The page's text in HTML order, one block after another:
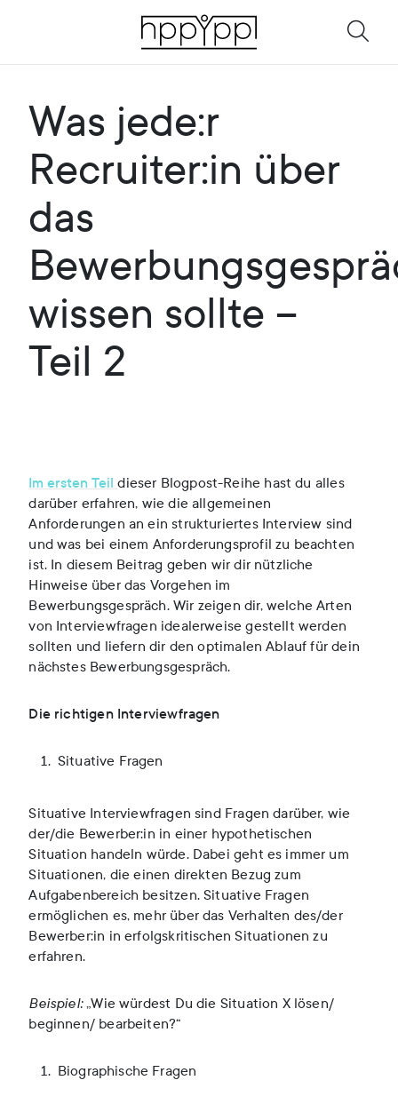
Was jede:r
Recruiter:in über
das
wissen sollte –
Teil 2
Im ersten Teildieser Blogpost-Reihe hast du alles
darüber erfahren, wie die allgemeinen
Anforderungen an ein strukturiertes Interview sind
und was bei einem Anforderungsprofil zu beachten
ist. In diesem Beitrag geben wir dir nützliche
Hinweise über das Vorgehen im
Bewerbungsgespräch. Wir zeigen dir, welche Arten
von Interviewfragen idealerweise gestellt werden
sollten und liefern dir den optimalen Ablauf für dein
nächstes Bewerbungsgespräch.
Die richtigen Interviewfragen
Situative Fragen
Situative Interviewfragen sind Fragen darüber, wie
der/die Bewerber:in in einer hypothetischen
Situation handeln würde. Dabei geht es immer um
Situationen, die einen direkten Bezug zum
Aufgabenbereich besitzen. Situative Fragen
ermöglichen es, mehr über das Verhalten des/der
Bewerber:in in erfolgskritischen Situationen zu
erfahren.
Beispiel:„Wie würdest Du die Situation X lösen/
beginnen/ bearbeiten?“
Biographische Fragen